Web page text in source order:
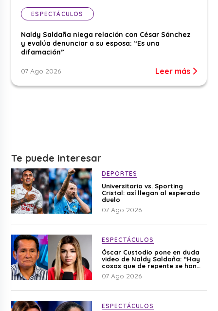
ESPECTÁCULOS
Naldy Saldaña niega relación con César Sánchez
y evalúa denunciar a su esposa: “Es una
difamación”
07 Ago 2026 Leer más
Te puede interesar
DEPORTES
Universitario vs. Sporting
Cristal: así llegan al esperado
duelo
07 Ago 2026
ESPECTÁCULOS
Óscar Custodio pone en duda
video de Naldy Saldaña: “Hay
cosas que de repente se han
editado”
07 Ago 2026
ESPECTÁCULOS